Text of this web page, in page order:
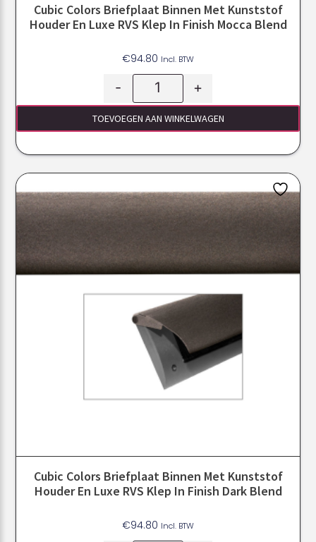
Cubic Colors Briefplaat Binnen Met Kunststof
Houder En Luxe RVS Klep In Finish Mocca Blend
€94.80 Incl. BTW
- +
TOEVOEGEN AAN WINKELWAGEN
Cubic Colors Briefplaat Binnen Met Kunststof
Houder En Luxe RVS Klep In Finish Dark Blend
€94.80 Incl. BTW